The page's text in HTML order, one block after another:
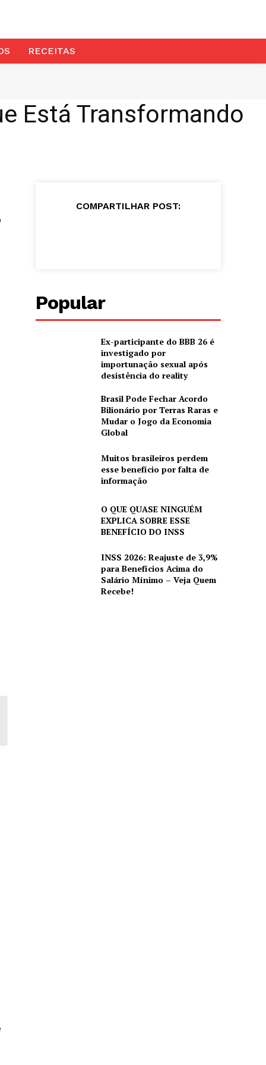
RECEITAS
Está Transformando
COMPARTILHAR POST:
Popular
Ex-participante do BBB 26 é
investigado por
importunação sexual após
desistência do reality
Brasil Pode Fechar Acordo
Bilionário por Terras Raras e
Mudar o Jogo da Economia
Global
Muitos brasileiros perdem
esse benefício por falta de
informação
O QUE QUASE NINGUÉM
EXPLICA SOBRE ESSE
BENEFÍCIO DO INSS
INSS 2026: Reajuste de 3,9%
para Benefícios Acima do
Salário Mínimo – Veja Quem
Recebe!